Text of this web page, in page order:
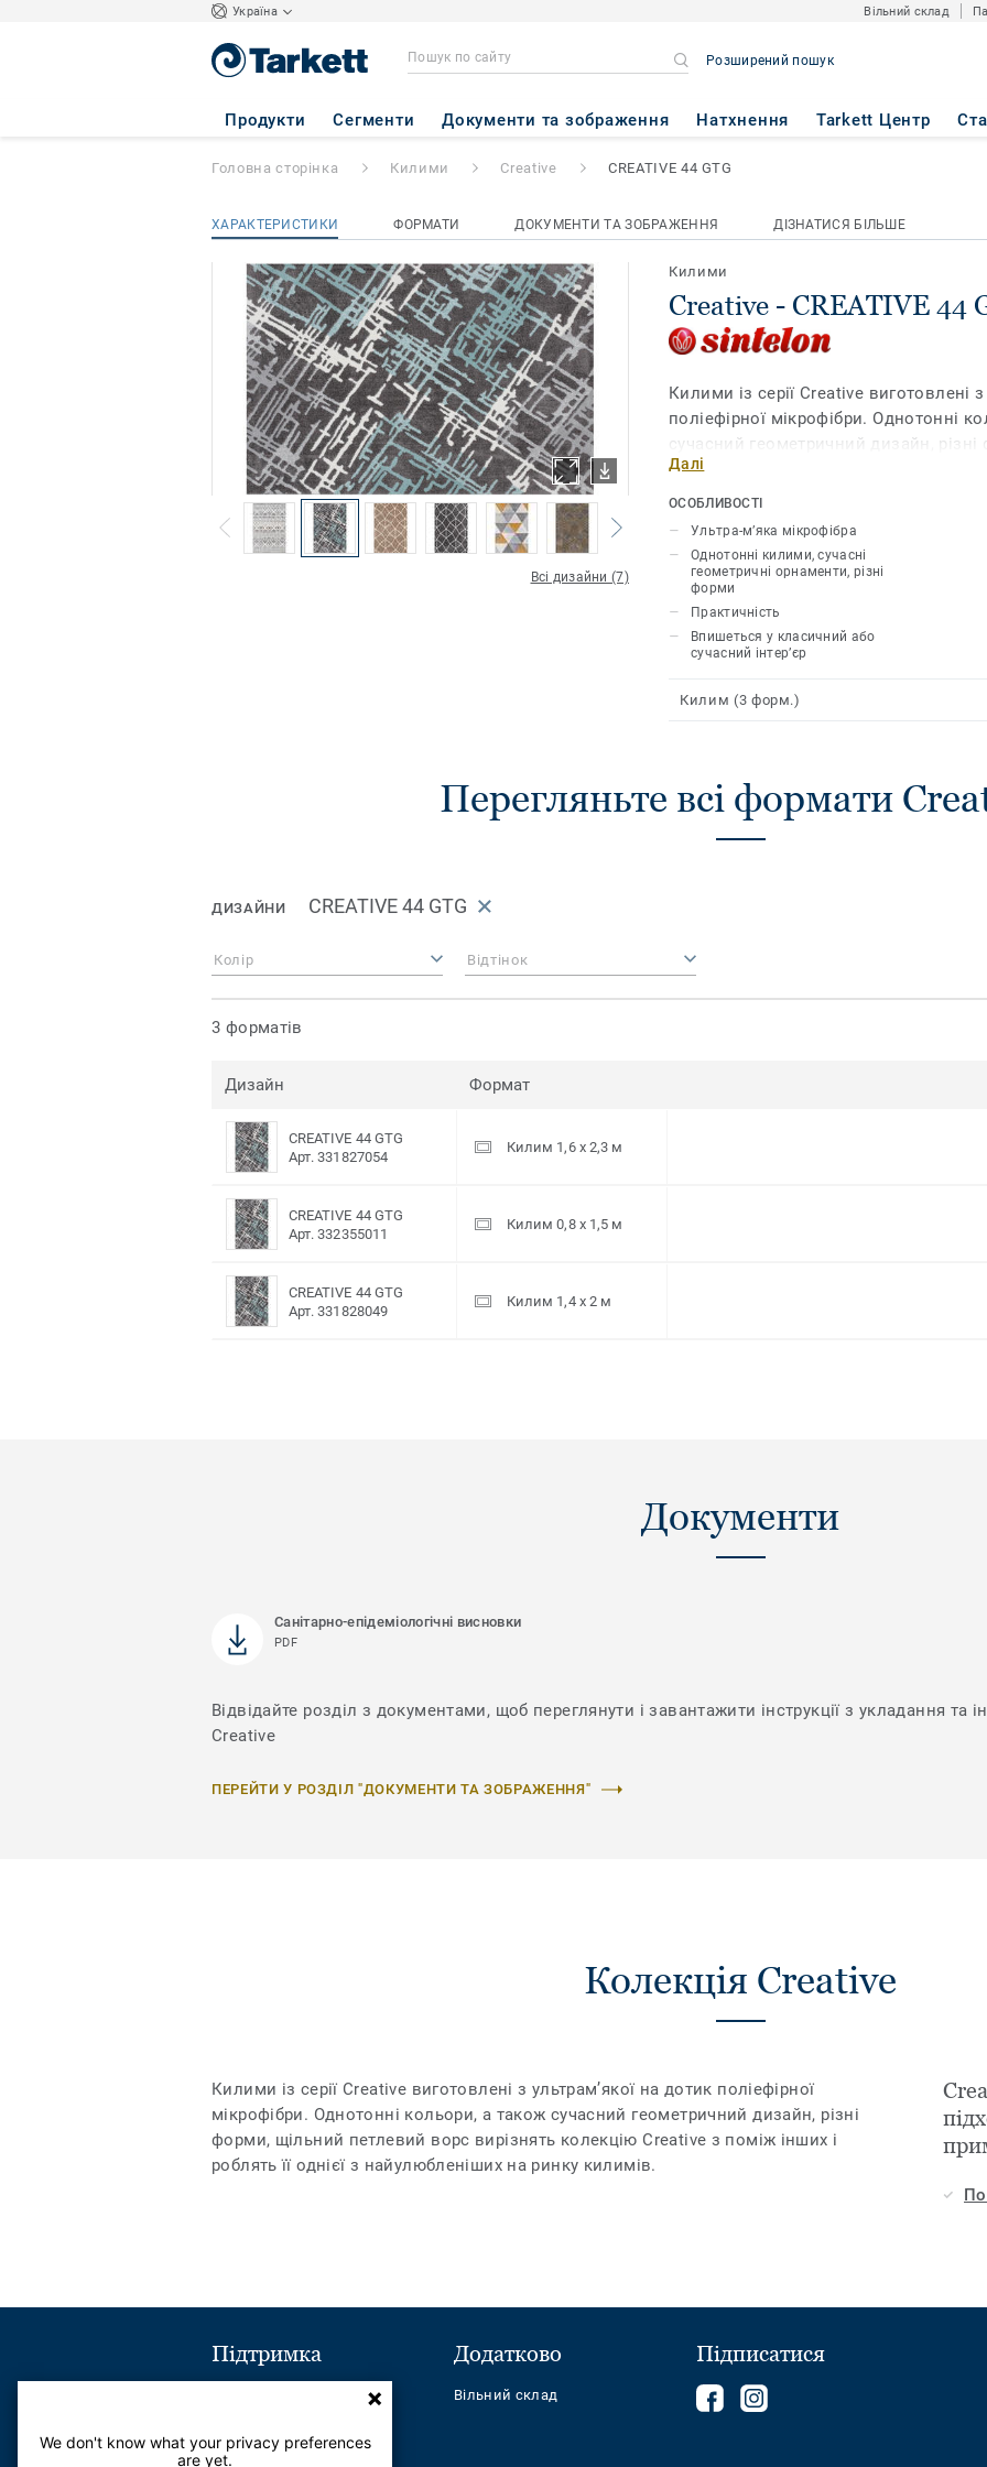
Україна Вільний склад
Розширений пошук
Продукти Сегменти Документи та зображення Натхнення Tarkett Центр
Creative - CREATIVE 44 GTG
Головна сторінка Килими Creative CREATIVE 44 GTG
ХАРАКТЕРИСТИКИ ФОРМАТИ ДОКУМЕНТИ ТА ЗОБРАЖЕННЯ ДІЗНАТИСЯ БІЛЬШЕ
Всі дизайни (7)
Килими
Creative - CREATIVE 44
Килими із серії Creative виготовлені
поліефірної мікрофібри. Однотонні
сучасний геометричний дизайн,
петлевий ворс вирізнять колекцію
роблять її однієї з найулюбленіших
Далі
ОСОБЛИВОСТІ
Ультра-м’яка мікрофібра
Однотонні килими, сучасні
геометричні орнаменти, різні
форми
Практичність
Впишеться у класичний або
сучасний інтер’єр
Килим (3 форм.)
Перегляньте всі формати
ДИЗАЙНИ CREATIVE 44 GTG
Колір Відтінок
3 форматів
Дизайн Формат
CREATIVE 44 GTG
Арт. 331827054
Килим 1,6 x 2,3 м
CREATIVE 44 GTG
Арт. 332355011
Килим 0,8 x 1,5 м
CREATIVE 44 GTG
Арт. 331828049
Килим 1,4 x 2 м
Документи
Санітарно-епідеміологічні висновки
PDF
Відвідайте розділ з документами, щоб переглянути і завантажити інструкції з укладання та
Creative
ПЕРЕЙТИ У РОЗДІЛ "ДОКУМЕНТИ ТА ЗОБРАЖЕННЯ"
Колекція Creative
Килими із серії Creative виготовлені з ультрам’якої на дотик поліефірної
мікрофібри. Однотонні кольори, а також сучасний геометричний дизайн, різні
форми, щільний петлевий ворс вирізнять колекцію Creative з поміж інших і
роблять її однієї з найулюбленіших на ринку килимів.
Підтримка
Надіслати повідомлення
+380443545621
Додатково
Вільний склад
Підписатися
FollowFollow
We don't know what your privacy preferences
are yet.